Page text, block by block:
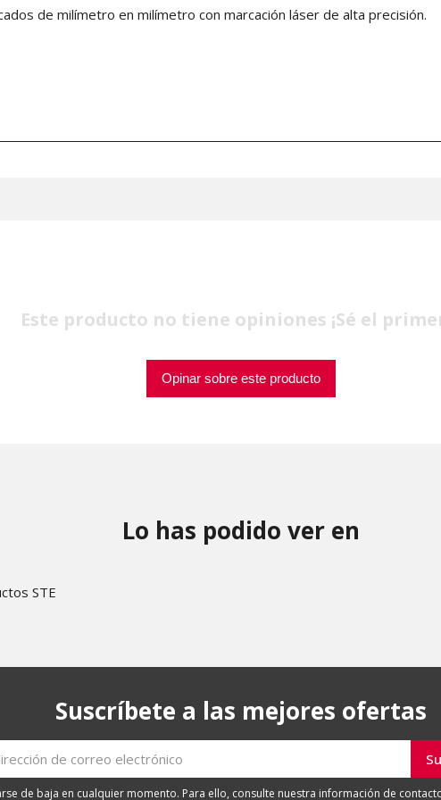
de milímetro en milímetro con marcación láser de alta precisión.
Este producto no tiene opiniones ¡Sé el
Opinar sobre este producto
Lo has podido ver en
STE
Suscríbete a las mejores ofertas
de baja en cualquier momento. Para ello, consulte nuestra información de